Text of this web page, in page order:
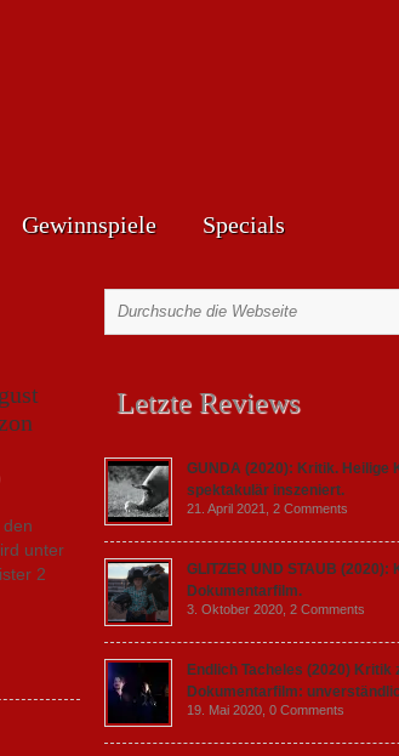
Gewinnspiele Specials
unter
2
Letzte Reviews
GUNDA (2020): Kritik. Heilige
spektakulär inszeniert.
21. April 2021, 2 Comments
GLITZER UND STAUB (2020):
Dokumentarfilm.
3. Oktober 2020, 2 Comments
Endlich Tacheles (2020) Kritik
Dokumentarfilm:
19. Mai 2020, 0 Comments